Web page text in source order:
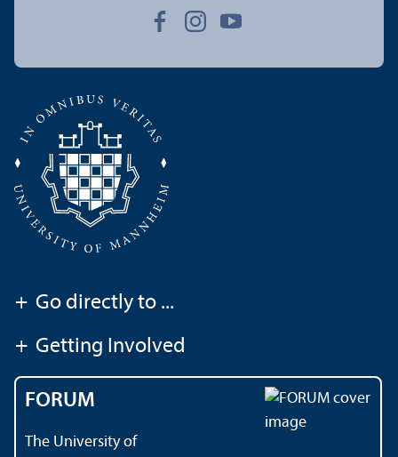
+ Go directly to ...
+ Getting Involved
FORUM
The University of